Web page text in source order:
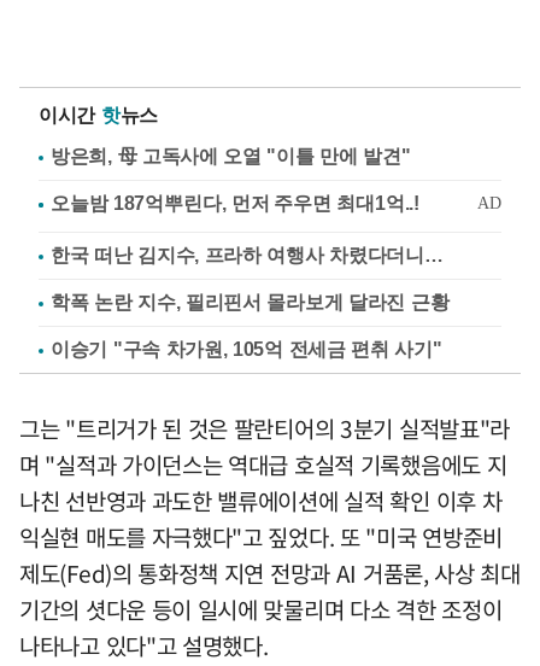
이시간 핫뉴스
방은희, 母 고독사에 오열 "이틀 만에 발견"
한국 떠난 김지수, 프라하 여행사 차렸다더니…
학폭 논란 지수, 필리핀서 몰라보게 달라진 근황
이승기 "구속 차가원, 105억 전세금 편취 사기"
그는 "트리거가 된 것은 팔란티어의 3분기 실적발표"라
며 "실적과 가이던스는 역대급 호실적 기록했음에도 지
나친 선반영과 과도한 밸류에이션에 실적 확인 이후 차
익실현 매도를 자극했다"고 짚었다. 또 "미국 연방준비
제도(Fed)의 통화정책 지연 전망과 AI 거품론, 사상 최대
기간의 셧다운 등이 일시에 맞물리며 다소 격한 조정이
나타나고 있다"고 설명했다.